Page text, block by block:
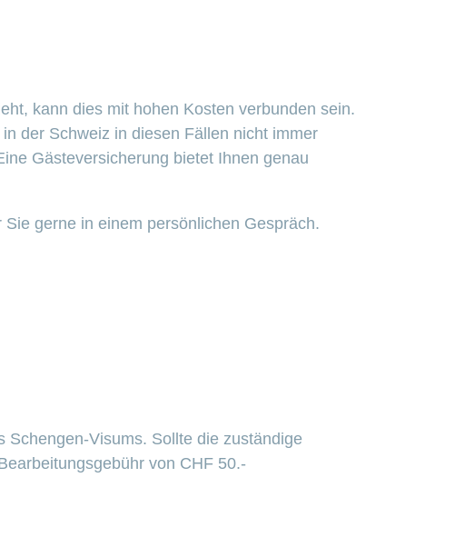
kann dies mit hohen Kosten verbunden sein.
der Schweiz in diesen Fällen nicht immer
Gästeversicherung bietet Ihnen genau
gerne in einem persönlichen Gespräch.
Schengen-Visums. Sollte die zuständige
von CHF 50.-